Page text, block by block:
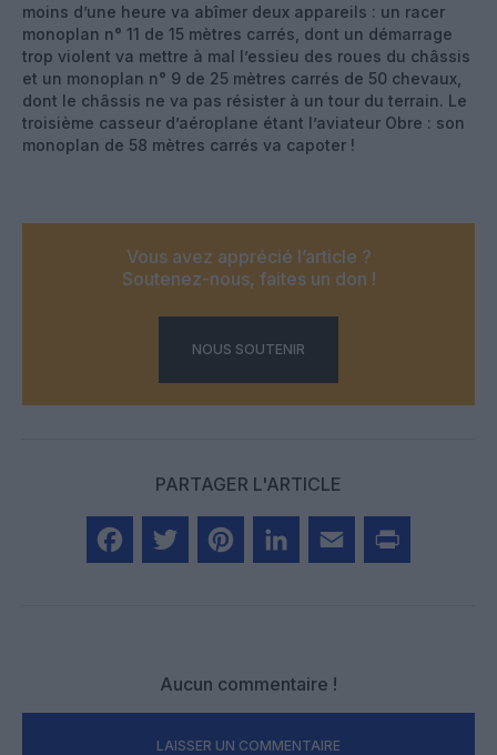
moins d’une heure va abîmer deux appareils : un racer
monoplan n° 11 de 15 mètres carrés, dont un démarrage
trop violent va mettre à mal l’essieu des roues du châssis
et un monoplan n° 9 de 25 mètres carrés de 50 chevaux,
dont le châssis ne va pas résister à un tour du terrain. Le
troisième casseur d’aéroplane étant l’aviateur Obre : son
monoplan de 58 mètres carrés va capoter !
Vous avez apprécié l’article ?
Soutenez-nous, faites un don !
NOUS SOUTENIR
PARTAGER L'ARTICLE
Aucun commentaire !
LAISSER UN COMMENTAIRE